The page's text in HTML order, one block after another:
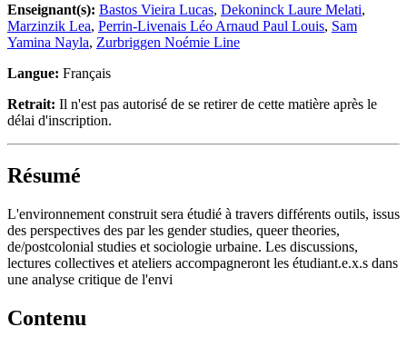
Enseignant(s): Bastos Vieira Lucas, Dekoninck Laure Melati,
Marzinzik Lea, Perrin-Livenais Léo Arnaud Paul Louis, Sam
Yamina Nayla, Zurbriggen Noémie Line
Langue: Français
Retrait: Il n'est pas autorisé de se retirer de cette matière après le
délai d'inscription.
Résumé
L'environnement construit sera étudié à travers différents outils, issus
des perspectives des par les gender studies, queer theories,
de/postcolonial studies et sociologie urbaine. Les discussions,
lectures collectives et ateliers accompagneront les étudiant.e.x.s dans
une analyse critique de l'envi
Contenu